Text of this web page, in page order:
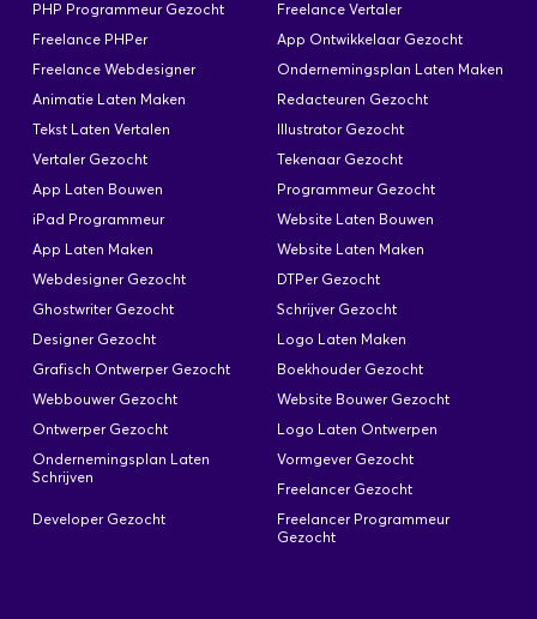
PHP Programmeur Gezocht
Freelance Vertaler
Freelance PHPer
App Ontwikkelaar Gezocht
Freelance Webdesigner
Ondernemingsplan Laten Maken
Animatie Laten Maken
Redacteuren Gezocht
Tekst Laten Vertalen
Illustrator Gezocht
Vertaler Gezocht
Tekenaar Gezocht
App Laten Bouwen
Programmeur Gezocht
iPad Programmeur
Website Laten Bouwen
App Laten Maken
Website Laten Maken
Webdesigner Gezocht
DTPer Gezocht
Ghostwriter Gezocht
Schrijver Gezocht
Designer Gezocht
Logo Laten Maken
Grafisch Ontwerper Gezocht
Boekhouder Gezocht
Webbouwer Gezocht
Website Bouwer Gezocht
Ontwerper Gezocht
Logo Laten Ontwerpen
Ondernemingsplan Laten
Schrijven
Vormgever Gezocht
Freelancer Gezocht
Developer Gezocht
Freelancer Programmeur
Gezocht